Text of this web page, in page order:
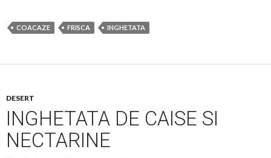
COACAZE FRISCA INGHETATA
DESERT
INGHETATA DE CAISE SI
NECTARINE